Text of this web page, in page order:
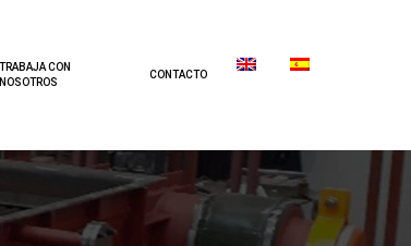
TRABAJA CON
NOSOTROS
CONTACTO